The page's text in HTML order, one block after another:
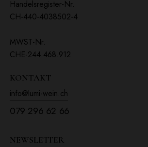
Handelsregister-Nr.
CH-440-4038502-4
MWST-Nr.
CHE-244.468.912
KONTAKT
info@lumi-wein.ch
079 296 62 66
NEWSLETTER